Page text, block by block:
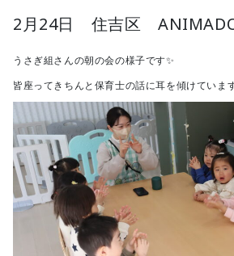
2月24日 住吉区
うさぎ組さんの朝の会の様子です✨
皆座ってきちんと保育士の話に耳を傾けていま